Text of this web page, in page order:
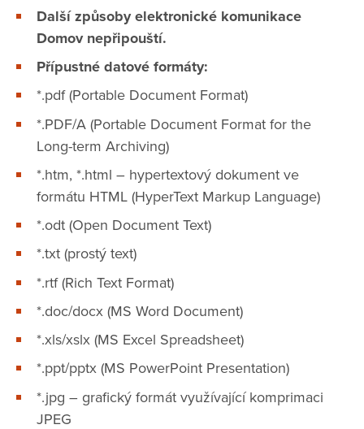
Další způsoby elektronické komunikace
Domov nepřipouští.
Přípustné datové formáty:
*.pdf (Portable Document Format)
*.PDF/A (Portable Document Format for the
Long-term Archiving)
*.htm, *.html – hypertextový dokument ve
formátu HTML (HyperText Markup Language)
*.odt (Open Document Text)
*.txt (prostý text)
*.rtf (Rich Text Format)
*.doc/docx (MS Word Document)
*.xls/xslx (MS Excel Spreadsheet)
*.ppt/pptx (MS PowerPoint Presentation)
*.jpg – grafický formát využívající komprimaci
JPEG